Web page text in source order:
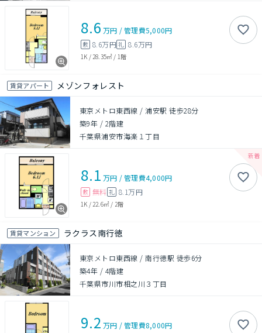
8.6 万円 /管理費5,000円
敷 8.6万円礼 8.6万円
1K / 28.35㎡ / 1階
賃貸アパート メゾンフォレスト
東京メトロ東西線 / 浦安駅 徒歩28分
築9年 / 2階建
千葉県浦安市海楽１丁目
8.1 万円 /管理費4,000円
敷 無料 礼 8.1万円
1K / 22.6㎡ / 2階
賃貸マンション ラクラス南行徳
東京メトロ東西線 / 南行徳駅 徒歩6分
築4年 / 4階建
千葉県市川市相之川３丁目
9.2 万円 /管理費8,000円